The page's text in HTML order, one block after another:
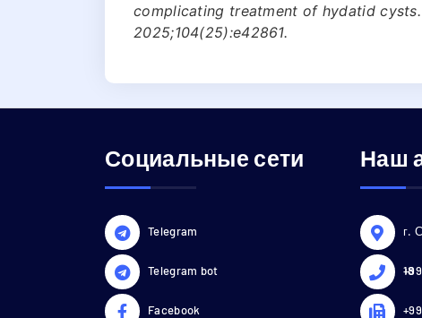
complicating treatment of hydatid
2025;104(25):e42861.
Социальные сети
Telegram
Telegram bot
Facebook
Наш
г.
18